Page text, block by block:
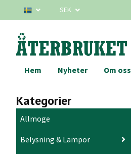
SEK
Hem Nyheter Om oss
Kategorier
Allmoge
Belysning & Lampor